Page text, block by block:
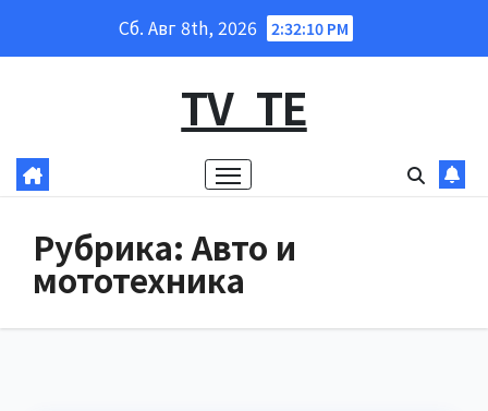
Сб. Авг 8th, 2026 2:32:12 PM
TV_TE
Рубрика:Авто и
мототехника